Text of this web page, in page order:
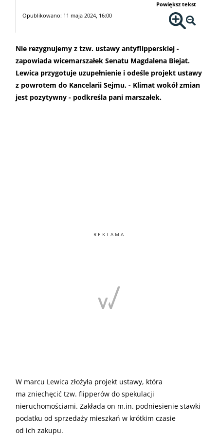
Opublikowano: 11 maja 2024, 16:00
Powiększ tekst
Nie rezygnujemy z tzw. ustawy antyflipperskiej -
zapowiada wicemarszałek Senatu Magdalena Biejat.
Lewica przygotuje uzupełnienie i odeśle projekt ustawy
z powrotem do Kancelarii Sejmu. - Klimat wokół zmian
jest pozytywny - podkreśla pani marszałek.
REKLAMA
W marcu Lewica złożyła projekt ustawy, która
ma zniechęcić tzw. flipperów do spekulacji
nieruchomościami. Zakłada on m.in. podniesienie stawki
podatku od sprzedaży mieszkań w krótkim czasie
od ich zakupu.